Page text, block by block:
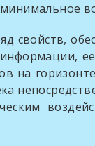
свойств,
на